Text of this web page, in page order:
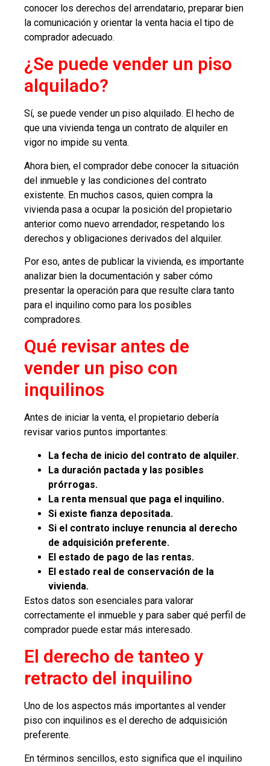
conocer los derechos del arrendatario, preparar bien
la comunicación y orientar la venta hacia el tipo de
comprador adecuado.
¿Se puede vender un piso
alquilado?
Sí, se puede vender un piso alquilado. El hecho de
que una vivienda tenga un contrato de alquiler en
vigor no impide su venta.
Ahora bien, el comprador debe conocer la situación
del inmueble y las condiciones del contrato
existente. En muchos casos, quien compra la
vivienda pasa a ocupar la posición del propietario
anterior como nuevo arrendador, respetando los
derechos y obligaciones derivados del alquiler.
Por eso, antes de publicar la vivienda, es importante
analizar bien la documentación y saber cómo
presentar la operación para que resulte clara tanto
para el inquilino como para los posibles
compradores.
Qué revisar antes de
vender un piso con
inquilinos
Antes de iniciar la venta, el propietario debería
revisar varios puntos importantes:
La fecha de inicio del contrato de alquiler.
La duración pactada y las posibles
prórrogas.
La renta mensual que paga el inquilino.
Si existe fianza depositada.
Si el contrato incluye renuncia al derecho
de adquisición preferente.
El estado de pago de las rentas.
El estado real de conservación de la
vivienda.
Estos datos son esenciales para valorar
correctamente el inmueble y para saber qué perfil de
comprador puede estar más interesado.
El derecho de tanteo y
retracto del inquilino
Uno de los aspectos más importantes al vender
piso con inquilinos es el derecho de adquisición
preferente.
En términos sencillos, esto significa que el inquilino